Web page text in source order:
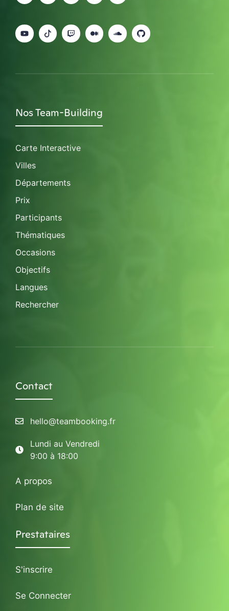
Nos Team-Building
Carte Interactive
Villes
Départements
Prix
Participants
Thématiques
Occasions
Objectifs
Langues
Rechercher
Contact
hello@teambooking.fr
Lundi au Vendredi
9:00 à 18:00
A propos
Plan de site
Prestataires
S'inscrire
Se Connecter